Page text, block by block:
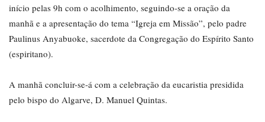
início pelas 9h com o acolhimento, seguindo-se a oração da
manhã e a apresentação do tema “Igreja em Missão”, pelo padre
Paulinus Anyabuoke, sacerdote da Congregação do Espírito Santo
(espiritano).
A manhã concluir-se-á com a celebração da eucaristia presidida
pelo bispo do Algarve, D. Manuel Quintas.